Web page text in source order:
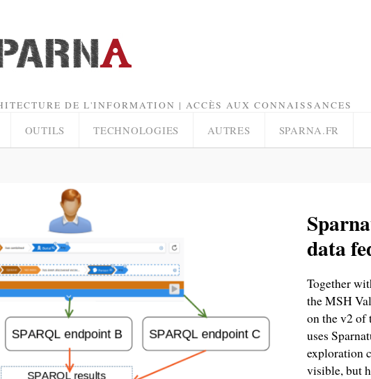
DE L'INFORMATION | ACCÈS AUX CONNAISSANCES
OUTILS TECHNOLOGIES AUTRES SPARNA.FR
data
Together
the MSH
on the v2 of
uses
exploration
visible, but